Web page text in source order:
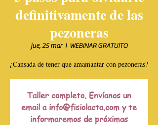
definitivamente de las
pezoneras
jue, 25 mar
  |
WEBINAR GRATUITO
¿Cansada de tener que amamantar con pezoneras?
Taller completo. Envíanos un
email a info@fisiolacta.com y te
informaremos de próximas